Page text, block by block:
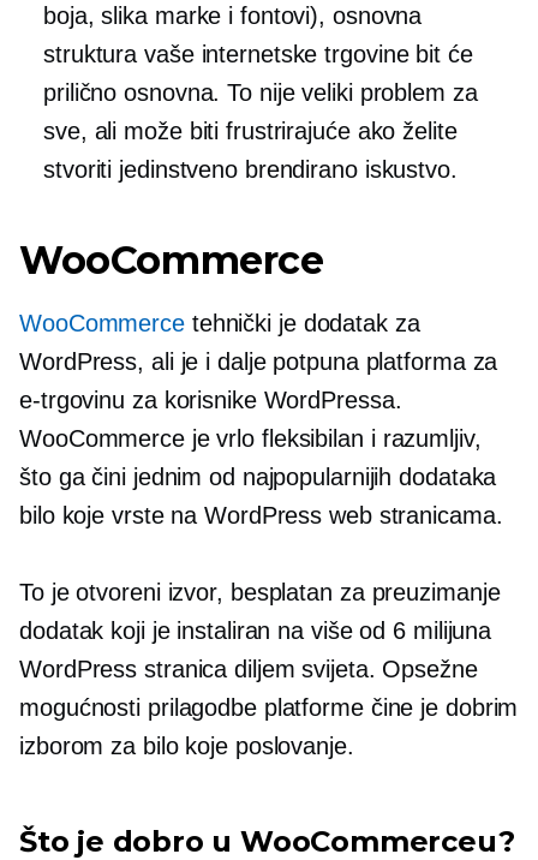
boja, slika marke i fontovi), osnovna
struktura vaše internetske trgovine bit će
prilično osnovna. To nije veliki problem za
sve, ali može biti frustrirajuće ako želite
stvoriti jedinstveno brendirano iskustvo.
WooCommerce
WooCommercetehnički je dodatak za
WordPress, ali je i dalje potpuna platforma za
e-trgovinu za korisnike WordPressa.
WooCommerce je vrlo fleksibilan i razumljiv,
što ga čini jednim od najpopularnijih dodataka
bilo koje vrste na WordPress web stranicama.
To jeotvoreni izvor, besplatan za preuzimanje
dodatak koji je instaliran na više od 6 milijuna
WordPress stranica diljem svijeta. Opsežne
mogućnosti prilagodbe platforme čine je dobrim
izborom za bilo koje poslovanje.
Što je dobro u WooCommerceu?